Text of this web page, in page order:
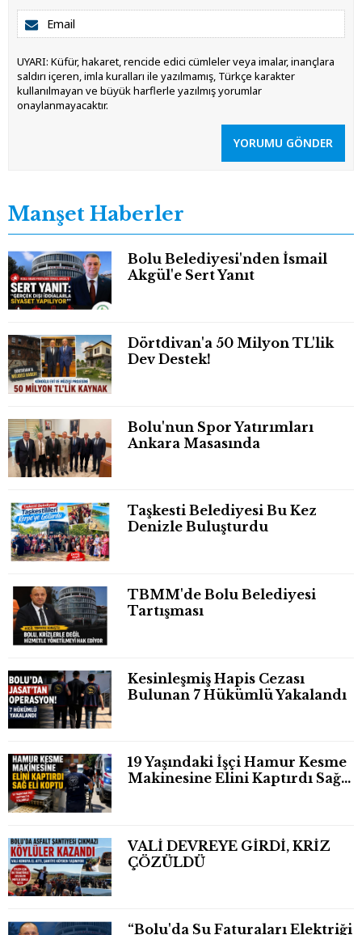
UYARI: Küfür, hakaret, rencide edici cümleler veya imalar, inançlara
saldırı içeren, imla kuralları ile yazılmamış, Türkçe karakter
kullanılmayan ve büyük harflerle yazılmış yorumlar
onaylanmayacaktır.
YORUMU GÖNDER
Manşet Haberler
Bolu Belediyesi'nden İsmail
Akgül'e Sert Yanıt
Dörtdivan'a 50 Milyon TL'lik
Dev Destek!
Bolu'nun Spor Yatırımları
Ankara Masasında
Taşkesti Belediyesi Bu Kez
Denizle Buluşturdu
TBMM'de Bolu Belediyesi
Tartışması
Kesinleşmiş Hapis Cezası
Bulunan 7 Hükümlü Yakalandı
19 Yaşındaki İşçi Hamur Kesme
Makinesine Elini Kaptırdı Sağ
VALİ DEVREYE GİRDİ, KRİZ
ÇÖZÜLDÜ
“Bolu'da Su Faturaları Elektriği